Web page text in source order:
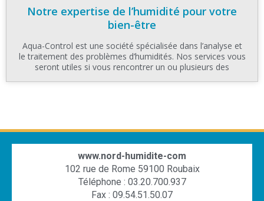
Notre expertise de l’humidité pour votre
bien-être
Aqua-Control est une société spécialisée dans l’analyse et
le traitement des problèmes d’humidités. Nos services vous
seront utiles si vous rencontrer un ou plusieurs des
www.nord-humidite-com
102 rue de Rome 59100 Roubaix
Téléphone : 03.20.700.937
Fax : 09.54.51.50.07